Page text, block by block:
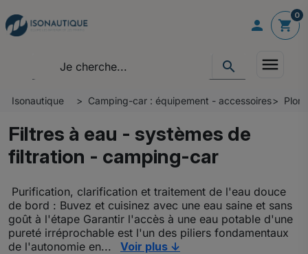
 shopping_cart
0
search menu
Isonautique Camping-car : équipement - accessoires
Filtres à eau - systèmes de
filtration - camping-car
Purification, clarification et traitement de l'eau douce
de bord : Buvez et cuisinez avec une eau saine et sans
goût à l'étape Garantir l'accès à une eau potable d'une
pureté irréprochable est l'un des piliers fondamentaux
de l'autonomie en...
Voir plus ↓